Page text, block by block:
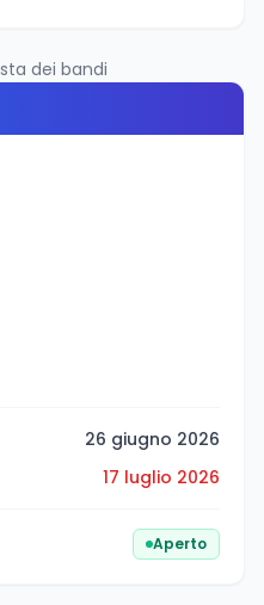
dei bandi
26 giugno 2026
17 luglio 2026
Aperto